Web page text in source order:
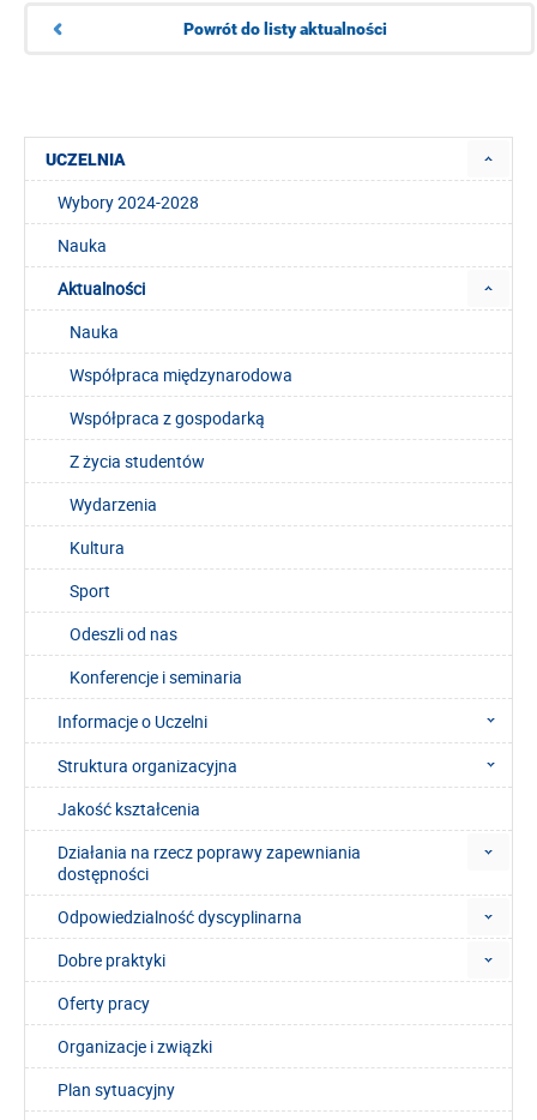
Powrót do listy aktualności
UCZELNIA
Wybory 2024-2028
Nauka
Aktualności
Nauka
Współpraca międzynarodowa
Współpraca z gospodarką
Z życia studentów
Wydarzenia
Kultura
Sport
Odeszli od nas
Konferencje i seminaria
Informacje o Uczelni
Struktura organizacyjna
Jakość kształcenia
Działania na rzecz poprawy zapewniania
dostępności
Odpowiedzialność dyscyplinarna
Dobre praktyki
Oferty pracy
Organizacje i związki
Plan sytuacyjny